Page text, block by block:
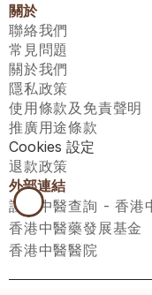
關於
聯絡我們
常見問題
關於我們
隱私政策
使用條款及免責聲明
推廣用途條款
Cookies 設定
退款政策
外部連結
註冊中醫查詢 - 香港
香港中醫藥發展基金
香港中醫醫院